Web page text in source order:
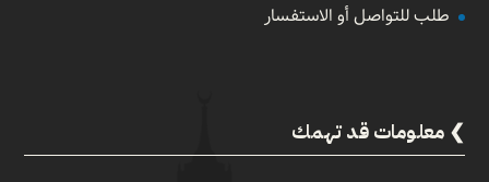
طلب للتواصل أو الاستفسار
معلومات قد تهمك